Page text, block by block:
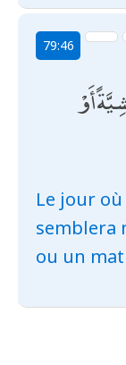
79:46
أَوْ
Le jour
semblera
ou un